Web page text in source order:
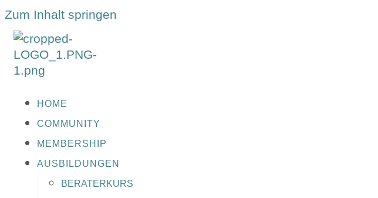
Zum Inhalt springen
HOME
COMMUNITY
MEMBERSHIP
AUSBILDUNGEN
BERATERKURS